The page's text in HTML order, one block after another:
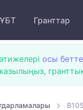
ҰБТ Гранттар
осы бетте